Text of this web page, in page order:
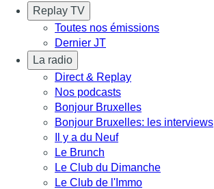
Replay TV
Toutes nos émissions
Dernier JT
La radio
Direct & Replay
Nos podcasts
Bonjour Bruxelles
Bonjour Bruxelles: les interviews
Il y a du Neuf
Le Brunch
Le Club du Dimanche
Le Club de l'Immo